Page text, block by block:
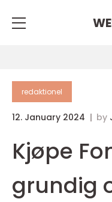
redaktionel
12. January 2024 by
Kjøpe
grundig